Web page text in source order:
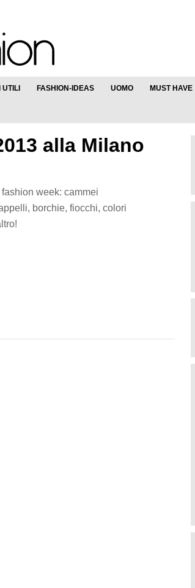
FASHION-IDEAS UOMO MUST HAVE
alla Milano
week: cammei
borchie, fiocchi, colori